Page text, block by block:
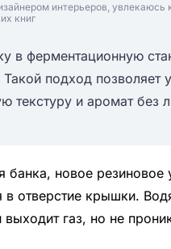
интерьеров, увлекаюсь
книг
в ферментационную
подход позволяет
текстуру и аромат без
банка, новое
в отверстие крышки.
газ, но не